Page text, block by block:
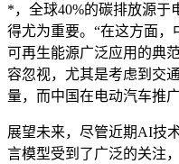
*，全球40%的碳排放源于
得尤为重要。“在这方面
可再生能源广泛应用的典
容忽视，尤其是考虑到交
量，而中国在电动汽车推
展望未来，尽管近期AI技
言模型受到了广泛的关注